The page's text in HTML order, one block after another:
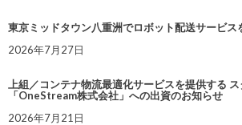
東京ミッドタウン八重洲でロボット配送サービス
2026年7月27日
上組／コンテナ物流最適化サービスを提供する
「OneStream株式会社」への出資のお知らせ
2026年7月21日